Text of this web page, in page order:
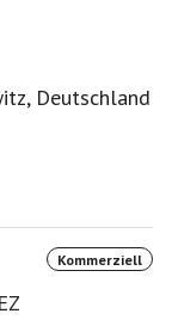
mit
im Ortsteil
sind weder
dafür
weniger
Bowlingbahn
dem
Deutschland
Kommerziell